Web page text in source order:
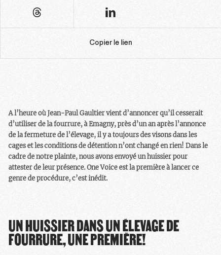
Copier le lien
A l’heure où Jean-Paul Gaultier vient d’annoncer qu’il cesserait
d’utiliser de la fourrure, à Emagny, près d’un an après l’annonce
de la fermeture de l’élevage, il y a toujours des visons dans les
cages et les conditions de détention n’ont changé en rien! Dans le
cadre de notre plainte, nous avons envoyé un huissier pour
attester de leur présence. One Voice est la première à lancer ce
genre de procédure, c’est inédit.
UN HUISSIER DANS UN ÉLEVAGE DE
FOURRURE, UNE PREMIÈRE!